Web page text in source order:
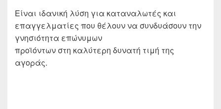
Είναι ιδανική λύση για καταναλωτές και
επαγγελματίες που θέλουν να συνδυάσουν την
γνησιότητα επώνυμων
προϊόντων στη καλύτερη δυνατή τιμή της
αγοράς.